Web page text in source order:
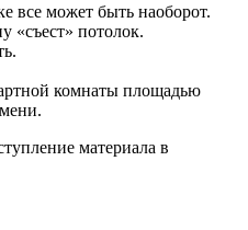
все может быть наоборот.
«съест» потолок.
комнаты площадью
материала в